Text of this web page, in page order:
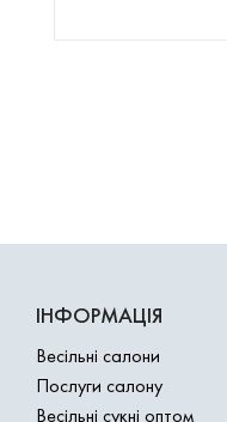
ІНФОРМАЦІЯ
Весільні салони
Послуги салону
Весільні сукні оптом